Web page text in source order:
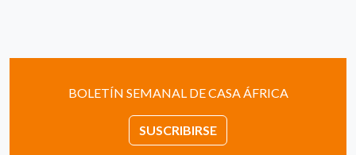
BOLETÍN SEMANAL DE CASA ÁFRICA
SUSCRIBIRSE